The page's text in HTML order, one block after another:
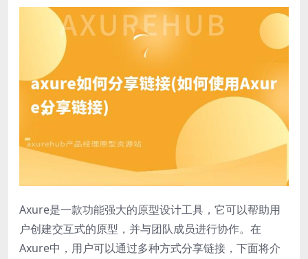
Axure是一款功能强大的原型设计工具，它可以帮助用
户创建交互式的原型，并与团队成员进行协作。在
Axure中，用户可以通过多种方式分享链接，下面将介